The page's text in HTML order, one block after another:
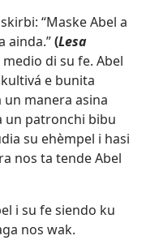
“Maske Abel a
ainda.”(Lesa
di su fe. Abel
e bunita
un manera asina
un patronchi bibu
su ehèmpel i hasi
nos ta tende Abel
i su fe siendo ku
nos wak.